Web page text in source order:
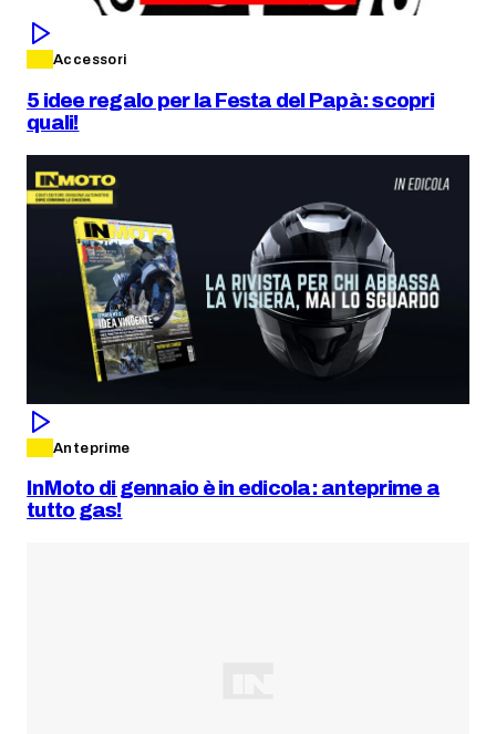
Accessori
5 idee regalo per la Festa del Papà: scopri
quali!
Anteprime
InMoto di gennaio è in edicola: anteprime a
tutto gas!